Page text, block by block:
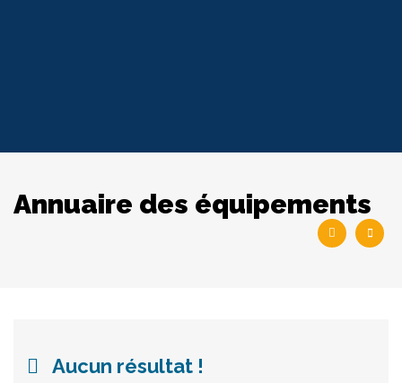
Annuaire des équipements
Aucun résultat !